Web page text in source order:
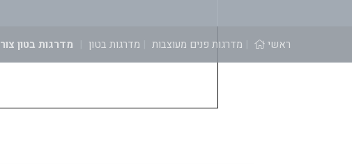
ראשי מדרגות פנים מעוצבות מדרגות בטון מדרגות בטון צור 5